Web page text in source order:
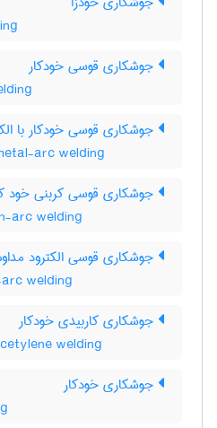
جوشکاری قوسی خودکار
جوشکاری قوسی خودکار با
arc welding
جوشکاری قوسی کربنی خود
arc welding
جوشکاری قوسی الکترود
welding
جوشکاری کاربیدی خودکار
welding
جوشکاری خودکار